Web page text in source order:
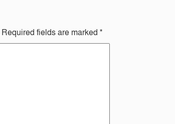
Required fields are marked *